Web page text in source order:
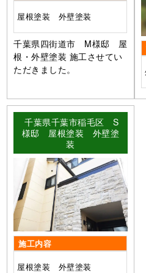
屋根塗装 外壁塗装
千葉県四街道市 M様邸 屋
根・外壁塗装 施工させてい
ただきました。
千葉県千葉市稲毛区 S
様邸 屋根塗装 外壁塗
装
施工内容
屋根塗装 外壁塗装